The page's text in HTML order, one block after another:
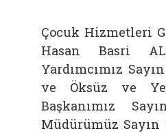
Çocuk Hizmetleri
Hasan Basri
Yardımcımız
ve Öksüz ve
Başkanımız
Müdürümüz